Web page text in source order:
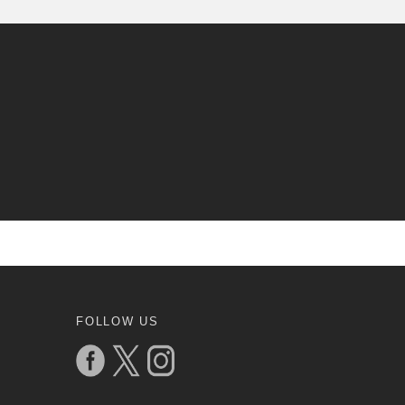
FOLLOW US